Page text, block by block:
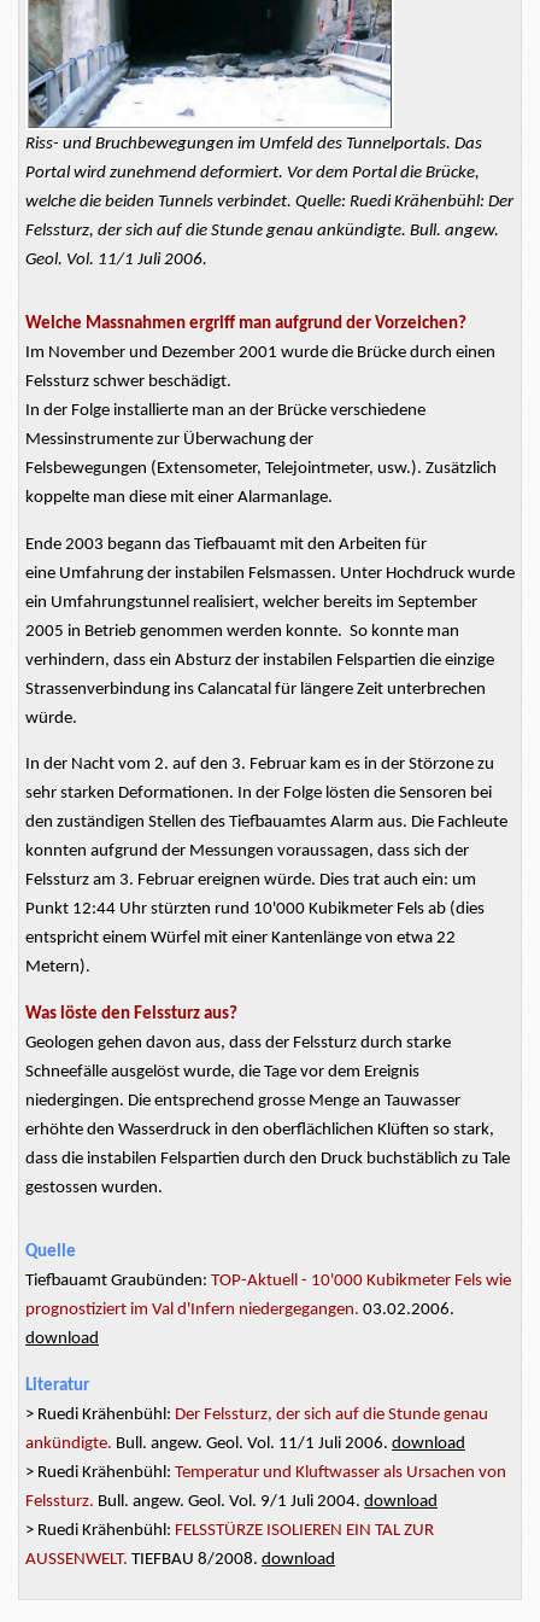
Riss- und Bruchbewegungen im Umfeld des Tunnelportals. Das
Portal wird zunehmend deformiert. Vor dem Portal die Brücke,
welche die beiden Tunnels verbindet. Quelle: Ruedi Krähenbühl: Der
Felssturz, der sich auf die Stunde genau ankündigte. Bull. angew.
Geol. Vol. 11/1 Juli 2006.
Welche Massnahmen ergriff man aufgrund der Vorzeichen?
Im November und Dezember 2001 wurde die Brücke durch einen
Felssturz schwer beschädigt.
In der Folge installierte man an der Brücke verschiedene
Messinstrumente zur Überwachung der
Felsbewegungen (Extensometer, Telejointmeter, usw.). Zusätzlich
koppelte man diese mit einer Alarmanlage.
Ende 2003 begann das Tiefbauamt mit den Arbeiten für
eine Umfahrung der instabilen Felsmassen. Unter Hochdruck wurde
ein Umfahrungstunnel realisiert, welcher bereits im September
2005 in Betrieb genommen werden konnte. So konnte man
verhindern, dass ein Absturz der instabilen Felspartien die einzige
Strassenverbindung ins Calancatal für längere Zeit unterbrechen
würde.
In der Nacht vom 2. auf den 3. Februar kam es in der Störzone zu
sehr starken Deformationen. In der Folge lösten die Sensoren bei
den zuständigen Stellen des Tiefbauamtes Alarm aus. Die Fachleute
konnten aufgrund der Messungen voraussagen, dass sich der
Felssturz am 3. Februar ereignen würde. Dies trat auch ein: um
Punkt 12:44 Uhr stürzten rund 10'000 Kubikmeter Fels ab (dies
entspricht einem Würfel mit einer Kantenlänge von etwa 22
Metern).
Was löste den Felssturz aus?
Geologen gehen davon aus, dass der Felssturz durch starke
Schneefälle ausgelöst wurde, die Tage vor dem Ereignis
niedergingen. Die entsprechend grosse Menge an Tauwasser
erhöhte den Wasserdruck in den oberflächlichen Klüften so stark,
dass die instabilen Felspartien durch den Druck buchstäblich zu Tale
gestossen wurden.
Quelle
Tiefbauamt Graubünden: TOP-Aktuell - 10'000 Kubikmeter Fels wie
prognostiziert im Val d'Infern niedergegangen. 03.02.2006.
download
Literatur
> Ruedi Krähenbühl: Der Felssturz, der sich auf die Stunde genau
ankündigte. Bull. angew. Geol. Vol. 11/1 Juli 2006. download
> Ruedi Krähenbühl: Temperatur und Kluftwasser als Ursachen von
Felssturz. Bull. angew. Geol. Vol. 9/1 Juli 2004. download
> Ruedi Krähenbühl: FELSSTÜRZE ISOLIEREN EIN TAL ZUR
AUSSENWELT. TIEFBAU 8/2008. download